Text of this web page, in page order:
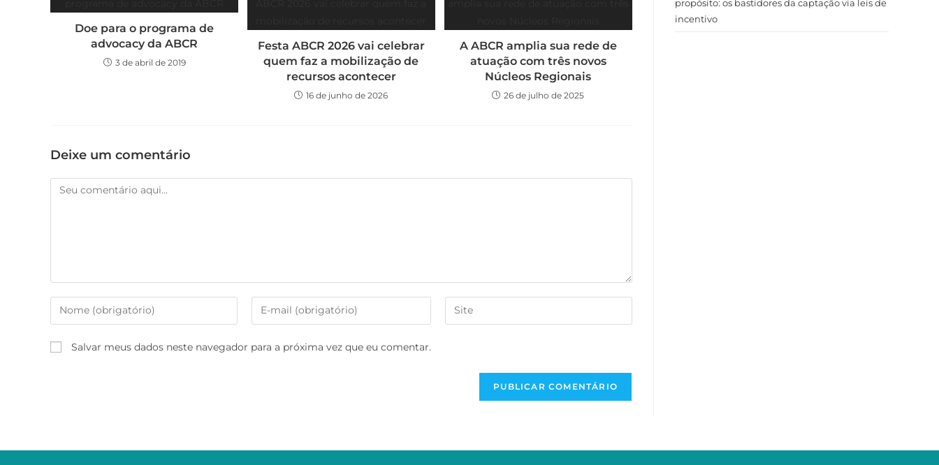
Doe para o programa de
advocacy da ABCR
3 de abril de 2019
Festa ABCR 2026 vai celebrar
quem faz a mobilização de
recursos acontecer
16 de junho de 2026
A ABCR amplia sua rede de
atuação com três novos
Núcleos Regionais
26 de julho de 2025
Deixe um comentário
Salvar meus dados neste navegador para a próxima vez que eu comentar.
propósito: os bastidores da captação via leis de
incentivo